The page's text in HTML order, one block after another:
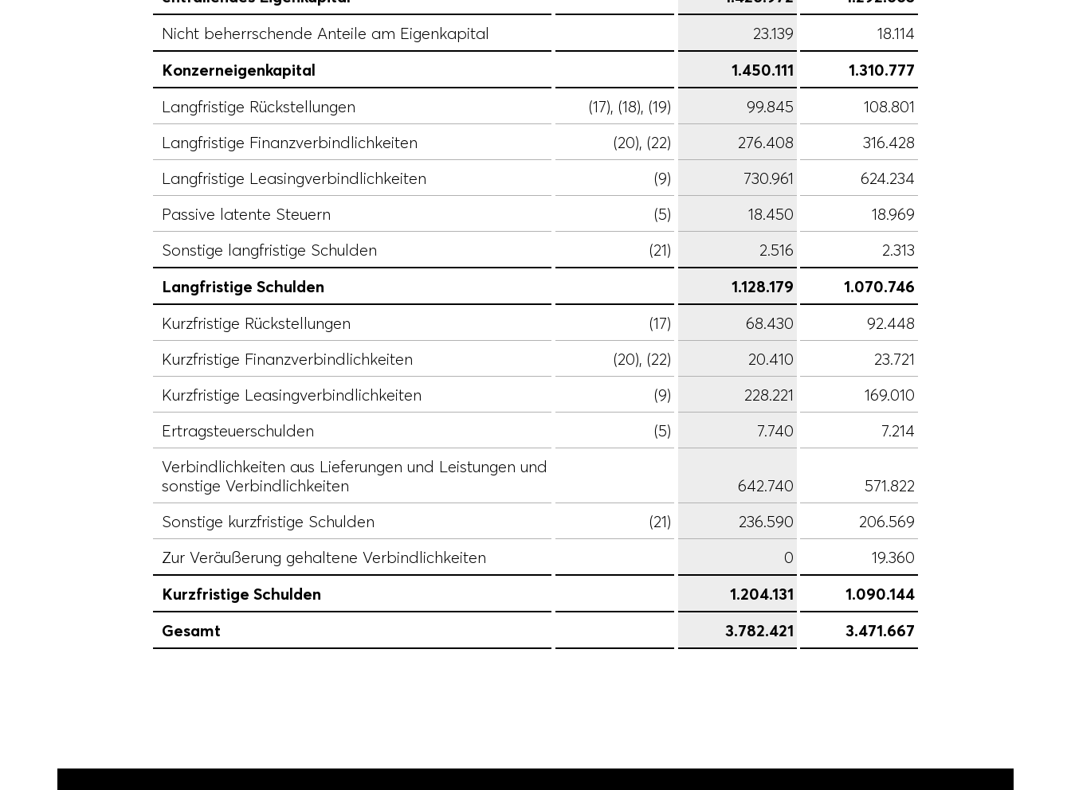
Nicht beherrschende Anteile am Eigenkapital
23.139
18.114
Konzerneigenkapital
1.450.111
1.310.777
Langfristige Rückstellungen
(17), (18), (19) 99.845
108.801
Langfristige Finanzverbindlichkeiten
(20), (22) 276.408
316.428
Langfristige Leasingverbindlichkeiten
(9) 730.961
624.234
Passive latente Steuern
(5) 18.450
18.969
Sonstige langfristige Schulden
(21) 2.516
2.313
Langfristige Schulden
1.128.179
1.070.746
Kurzfristige Rückstellungen
(17) 68.430
92.448
Kurzfristige Finanzverbindlichkeiten
(20), (22) 20.410
23.721
Kurzfristige Leasingverbindlichkeiten
(9) 228.221
169.010
Ertragsteuerschulden
(5) 7.740
7.214
Verbindlichkeiten aus Lieferungen und Leistungen und
sonstige Verbindlichkeiten
642.740
571.822
Sonstige kurzfristige Schulden
(21) 236.590
206.569
Zur Veräußerung gehaltene Verbindlichkeiten
0
19.360
Kurzfristige Schulden
1.204.131
1.090.144
Gesamt
3.782.421 3.471.667